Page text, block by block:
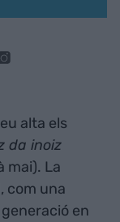
alta els
da inoiz
mai). La
com una
en